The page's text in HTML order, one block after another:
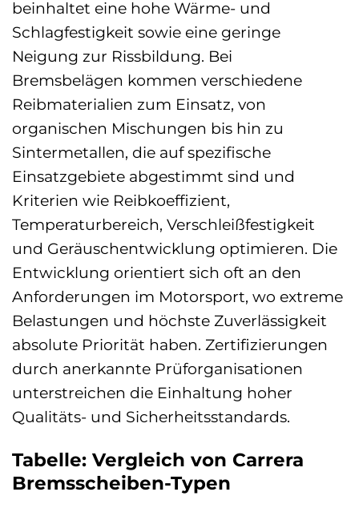
beinhaltet eine hohe Wärme- und
Schlagfestigkeit sowie eine geringe
Neigung zur Rissbildung. Bei
Bremsbelägen kommen verschiedene
Reibmaterialien zum Einsatz, von
organischen Mischungen bis hin zu
Sintermetallen, die auf spezifische
Einsatzgebiete abgestimmt sind und
Kriterien wie Reibkoeffizient,
Temperaturbereich, Verschleißfestigkeit
und Geräuschentwicklung optimieren. Die
Entwicklung orientiert sich oft an den
Anforderungen im Motorsport, wo extreme
Belastungen und höchste Zuverlässigkeit
absolute Priorität haben. Zertifizierungen
durch anerkannte Prüforganisationen
unterstreichen die Einhaltung hoher
Qualitäts- und Sicherheitsstandards.
Tabelle: Vergleich von Carrera
Bremsscheiben-Typen